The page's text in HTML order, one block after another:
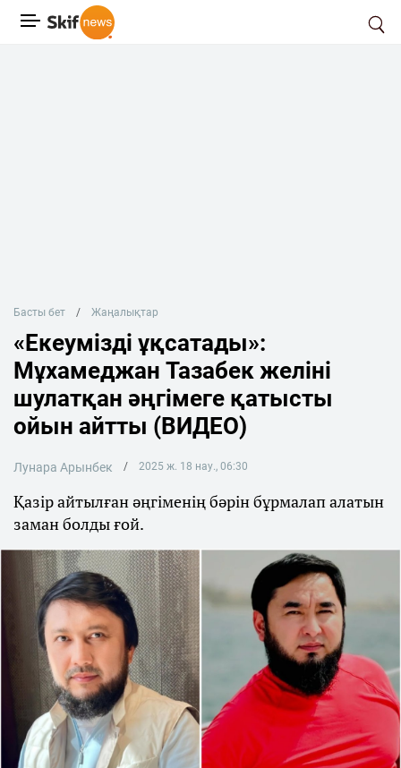
Басты бет Жаңалықтар
«Екеумізді ұқсатады»:
Мұхамеджан Тазабек желіні
шулатқан әңгімеге қатысты
ойын айтты (ВИДЕО)
Лунара Арынбек 2025 ж. 18 нау., 06:30
Қазір айтылған әңгіменің бәрін бұрмалап алатын
заман болды ғой.